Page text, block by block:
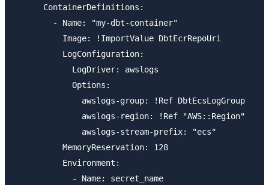
      ContainerDefinitions:
        - Name: "my-dbt-container"
          Image: !ImportValue DbtEcrRepoUri
          LogConfiguration:
            LogDriver: awslogs
            Options:
              awslogs-group: !Ref DbtEcsLogGroup
              awslogs-region: !Ref "AWS::Region"
              awslogs-stream-prefix: "ecs"
          MemoryReservation: 128
          Environment:
            - Name: secret_name